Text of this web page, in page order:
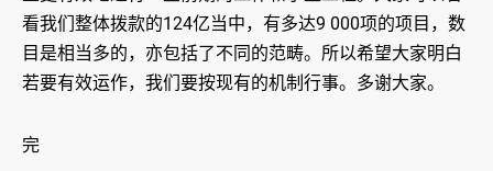
看我们整体拨款的124亿当中，有多达9 000项的项目，数
目是相当多的，亦包括了不同的范畴。所以希望大家明白
若要有效运作，我们要按现有的机制行事。多谢大家。
完